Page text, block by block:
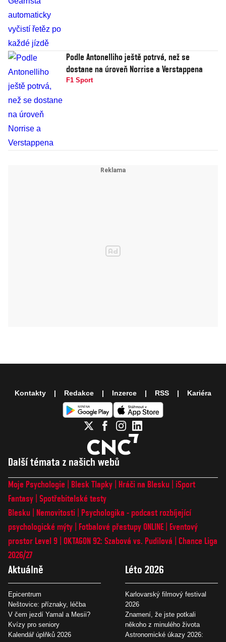
Podle Antonelliho ještě potrvá, než se
dostane na úroveň Norrise a Verstappena
F1 Sport
Další témata z našich webů
Moje Psychologie Blesk Tlapky Hráči na Blesku
iSport
Fantasy Spotřebitelské testy
Blesku
Nemovitosti
Psychologika - podcast rozbíjející
psychologické mýty
Fotbalové přestupy ONLINE
Eventový
prostor Level 9 OKTAGON 92: Szabová vs. Pudilová
Chance Liga
2026/27
Aktuálně
Epicentrum
Neštovice: příznaky, léčba
V čem jezdí Yamal a Mesii?
Kvízy pro seniory
Kalendář úplňků 2026
Léto 2026
Karlovarský filmový festival
2026
Znamení, že jste potkali
někoho z minulého života
Astronomické úkazy 2026:
Kontakty Redakce Inzerce RSS Kariéra